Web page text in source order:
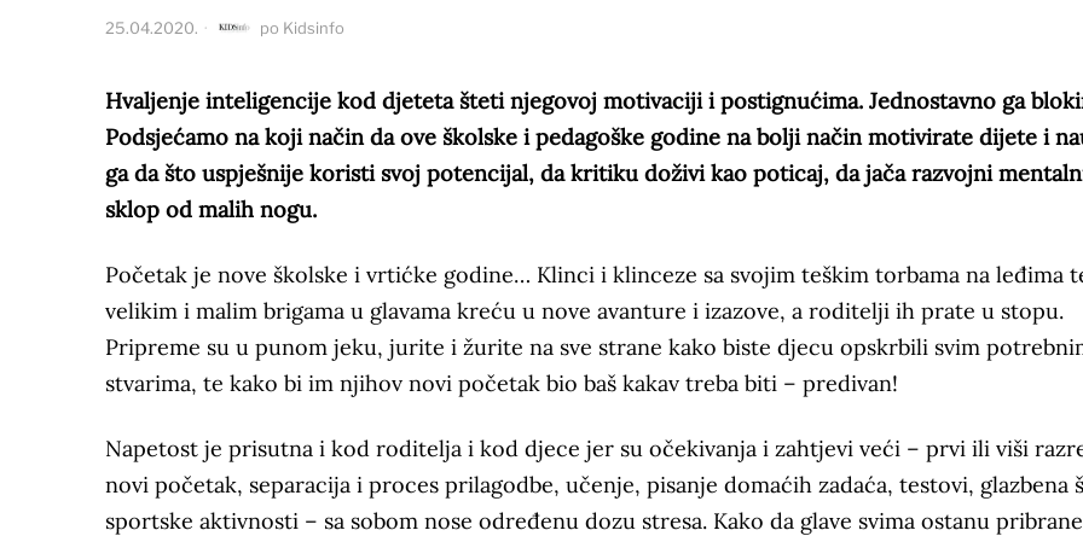
25.04.2020. po Kidsinfo
Hvaljenje inteligencije kod djeteta šteti njegovoj motivaciji i postignućima. Jednostavno ga
Podsjećamo na koji način da ove školske i pedagoške godine na bolji način motivirate dijete i
ga da što uspješnije koristi svoj potencijal, da kritiku doživi kao poticaj, da jača razvojni
sklop od malih nogu.
Početak je nove školske i vrtićke godine… Klinci i klinceze sa svojim teškim torbama na leđima
velikim i malim brigama u glavama kreću u nove avanture i izazove, a roditelji ih prate u stopu.
Pripreme su u punom jeku, jurite i žurite na sve strane kako biste djecu opskrbili svim
stvarima, te kako bi im njihov novi početak bio baš kakav treba biti – predivan!
Napetost je prisutna i kod roditelja i kod djece jer su očekivanja i zahtjevi veći – prvi ili viši
novi početak, separacija i proces prilagodbe, učenje, pisanje domaćih zadaća, testovi, glazbena
sportske aktivnosti – sa sobom nose određenu dozu stresa. Kako da glave svima ostanu